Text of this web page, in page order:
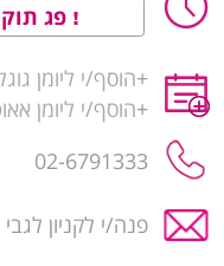
פג
+הוסף/י ליומן
+הוסף/י ליומן
02-6791333
פנה/י לקניון